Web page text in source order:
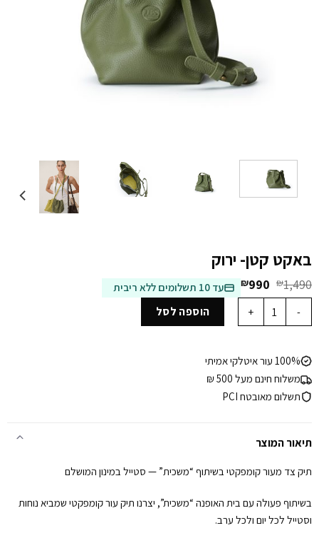
באקט קטן- ירוק
₪1,490 המחיר
המקורי
היה:
₪1,490.
₪990 המחיר
הנוכחי
₪990.
עד 10 תשלומים ללא ריבית
כמות של באקט קטן- ירוק הוספה לסל
100% עור איטלקי אמיתי
משלוח חינם מעל 500 ₪
תשלום מאובטח PCI
תיאור המוצר
תיק צד מעור קומפקטי בשיתוף “משכית” — סטייל במינון המושלם
בשיתוף פעולה עם בית האופנה “משכית”, יצרנו תיק עור קומפקטי שמביא נוחות
וסטייל לכל יום ולכל ערב.